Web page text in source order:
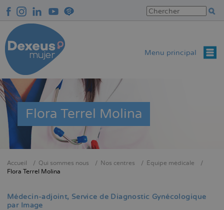
au
contenu
principal
Menu principal
Flora Terrel Molina
Fil
Accueil Qui sommes nous Nos centres
Équipe médicale
Flora Terrel Molina
Médecin-adjoint Service de Diagnostic Gynécologique
par Image